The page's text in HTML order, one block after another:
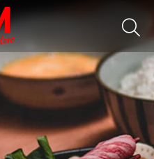
SEARCH